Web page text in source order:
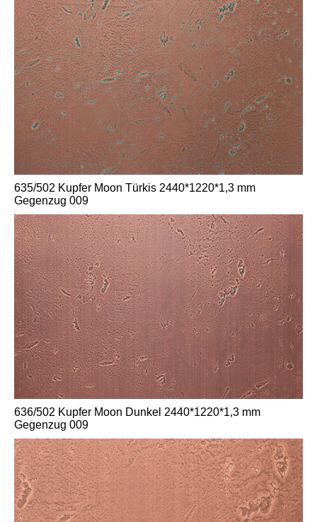
635/502 Kupfer Moon Türkis 2440*1220*1,3 mm
Gegenzug 009
636/502 Kupfer Moon Dunkel 2440*1220*1,3 mm
Gegenzug 009